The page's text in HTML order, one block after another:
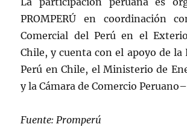
PROMPERÚ en coordinación
Comercial del Perú en el
Chile, y cuenta con el apoyo de la
Perú en Chile, el Ministerio de
y la Cámara de Comercio
Fuente: Promperú